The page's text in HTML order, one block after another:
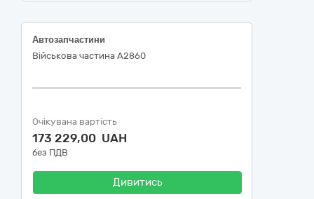
Автозапчастини
Військова частина А2860
Очікувана вартість
173 229,00 UAH
без ПДВ
Дивитись